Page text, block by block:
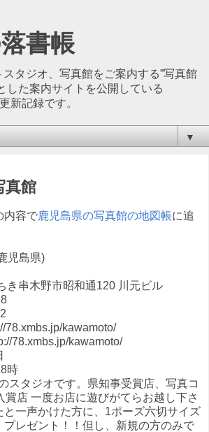
書帳
タジオ、写真館をご案内する”写真館
した案内サイトを公開している
新記録です。
▼
真館
内容で鹿児島県の写真館の地図帳に追
児島県)
き串木野市昭和通120 川元ビル
78.xmbs.jp/kawamoto/
78.xmbs.jp/kawamoto/
時
スタジオです。県知事受賞店、写真コ
賞店 一度お店に遊びがてらお越し下さ
と一声かけた方に、1ポーズ六切サイズ
プレゼント！！但し、新規の方のみで